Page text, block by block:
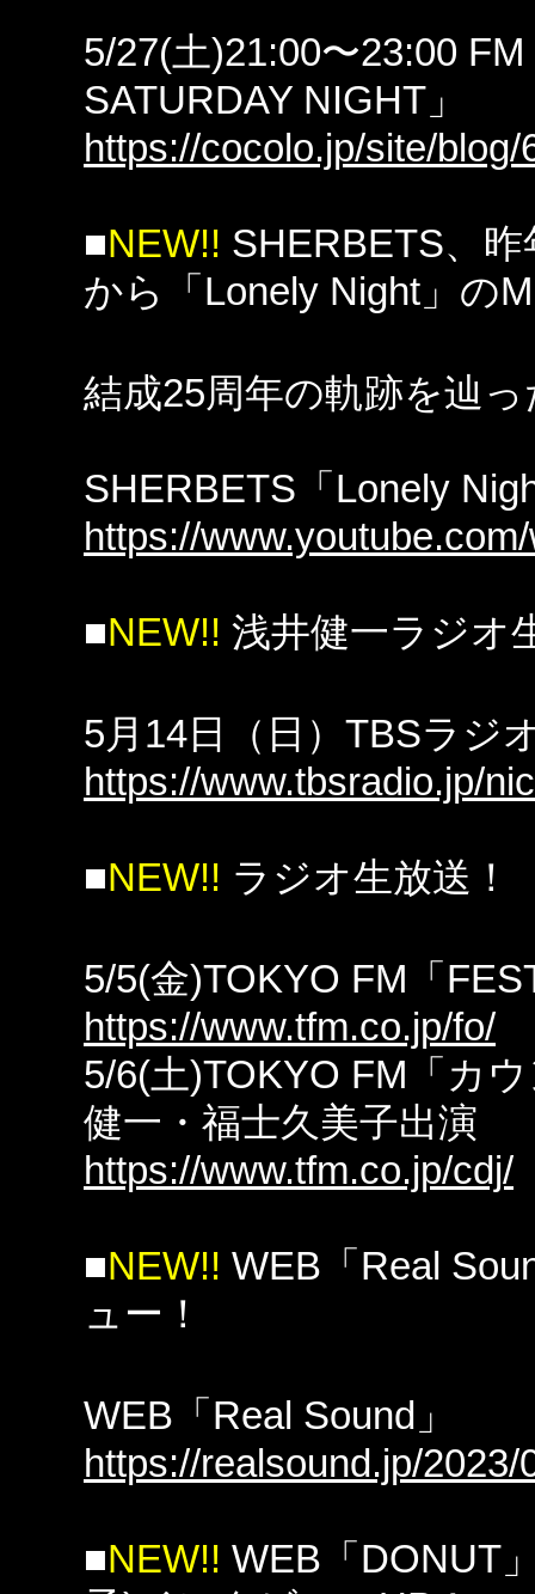
5/27(土)21:00〜23:00
SATURDAY NIGHT」
https://cocolo.jp/site/blog/
■NEW!! SHERBETS、
から「Lonely Night」の
結成25周年の軌跡を辿
SHERBETS「Lonely
https://
■NEW!! 浅井健一ラジオ
5月14日（日）TBSラジ
https://www.tbsradio.jp/
■NEW!! ラジオ生放送！
5/5(金)TOKYO FM「
https://www.tfm.co.jp/fo/
5/6(土)TOKYO FM「カ
健一・福士久美子出演
https://www.tfm.co.jp/cdj/
■NEW!! WEB「Real
ュー！
WEB「Real Sound」
https://realsound.jp/
■NEW!! WEB「DONUT